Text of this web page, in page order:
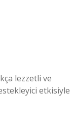
lezzetli ve
etkisiyle